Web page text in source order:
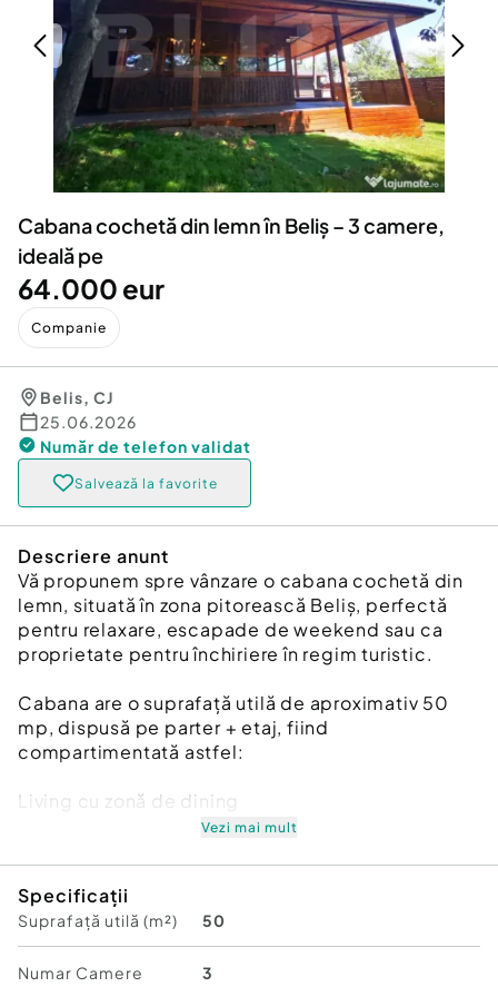
Servicii
Animale de companie
Afaceri și echipamente profesionale
Inchiriere Bunuri si Vehicule
Utilaje agricole si industriale
Piese auto si accesorii
Dacia Duster
Cabana cochetă din lemn în Beliș – 3 camere,
ideală pe
64.000 eur
Companie
Belis, CJ
25.06.2026
Număr de telefon validat
Salvează la favorite
Descriere anunt
Vă propunem spre vânzare o cabana cochetă din
lemn, situată în zona pitorească Beliș, perfectă
pentru relaxare, escapade de weekend sau ca
proprietate pentru închiriere în regim turistic.
Cabana are o suprafață utilă de aproximativ 50
mp, dispusă pe parter + etaj, fiind
compartimentată astfel:
Living cu zonă de dining
Baie
Spații de depozitare
Vezi mai mult
Specificații
Suprafață utilă (m²) 50
Numar Camere 3